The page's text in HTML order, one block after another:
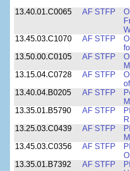
13.40.01.C0065 AF STFP
13.45.03.C1070
AF STFP
13.50.00.C0105
AF STFP
13.15.04.C0728
AF STFP
13.40.04.B0205
AF STFP
13.35.01.B5790
AF STFP
13.25.03.C0439
AF STFP
13.45.03.C0356
AF STFP
13.35.01.B7392
AF STFP